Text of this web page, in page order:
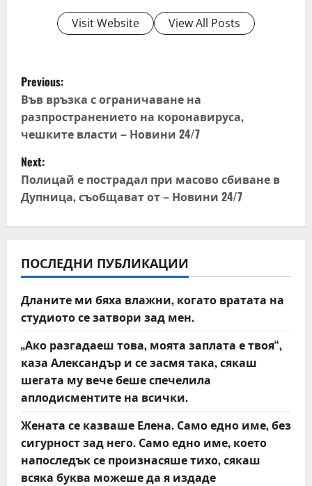
Visit Website View All Posts
P
o
s
t
n
a
v
i
g
a
t
i
o
n
Previous:
Във връзка с ограничаване на
разпространението на коронавируса,
чешките власти – Новини 24/7
Next:
Полицай е пострадал при масово сбиване в
Дупница, съобщават от – Новини 24/7
ПОСЛЕДНИ ПУБЛИКАЦИИ
Дланите ми бяха влажни, когато вратата на
студиото се затвори зад мен.
„Ако разгадаеш това, моята заплата е твоя“,
каза Александър и се засмя така, сякаш
шегата му вече беше спечелила
аплодисментите на всички.
Жената се казваше Елена. Само едно име, без
сигурност зад него. Само едно име, което
напоследък се произнасяше тихо, сякаш
всяка буква можеше да я издаде